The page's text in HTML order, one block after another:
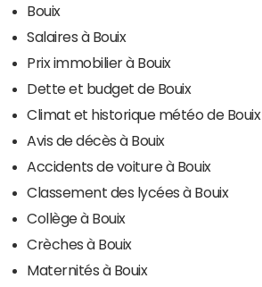
Bouix
Salaires à Bouix
Prix immobilier à Bouix
Dette et budget de Bouix
Climat et historique météo de Bouix
Avis de décès à Bouix
Accidents de voiture à Bouix
Classement des lycées à Bouix
Collège à Bouix
Crèches à Bouix
Maternités à Bouix